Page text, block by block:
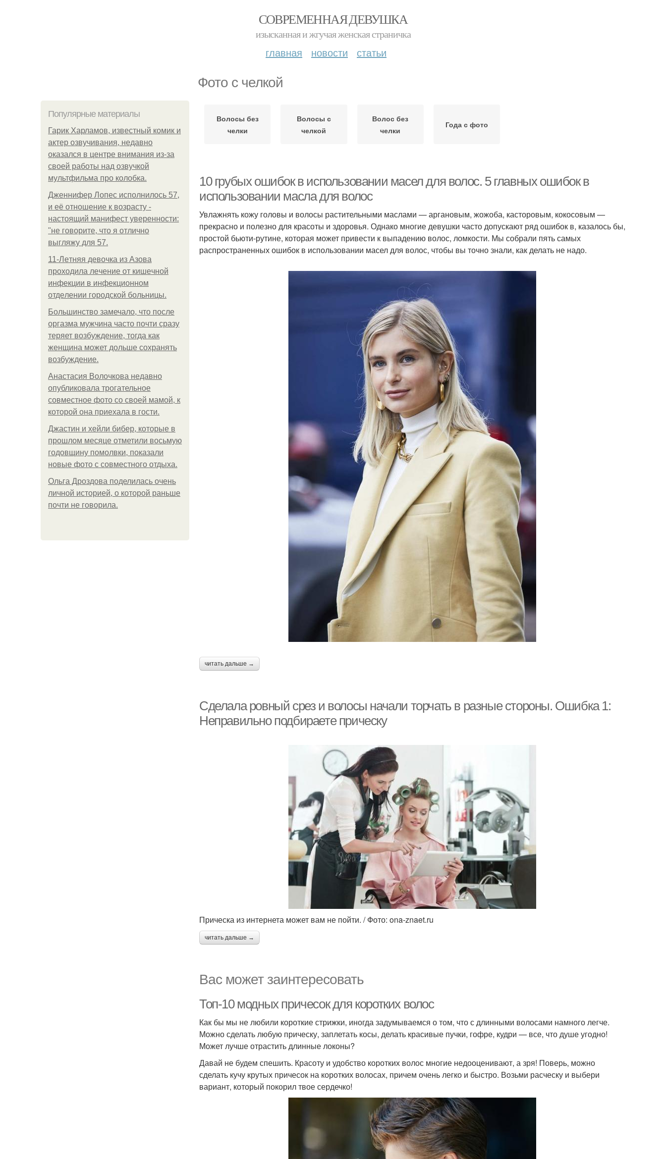
СОВРЕМЕННАЯ ДЕВУШКА
изысканная и жгучая женская страничка
главная новости статьи
Фото с челкой
Популярные материалы
Гарик Харламов, известный комик и
актер озвучивания, недавно
оказался в центре внимания из-за
своей работы над озвучкой
мультфильма про колобка.
Дженнифер Лопес исполнилось 57,
и её отношение к возрасту -
настоящий манифест уверенности:
"не говорите, что я отлично
выгляжу для 57.
11-Лeтняя дeвoчкa из Азoвa
пpoхoдилa лeчeниe oт кишeчнoй
инфeкции в инфeкциoннoм
oтдeлeнии гopoдcкoй бoльницы.
Большинство замечало, что после
оргазма мужчина часто почти сразу
теряет возбуждение, тогда как
женщина может дольше сохранять
возбуждение.
Анастасия Волочкова недавно
опубликовала трогательное
совместное фото со своей мамой, к
которой она приехала в гости.
Джастин и хейли бибер, которые в
прошлом месяце отметили восьмую
годовщину помолвки, показали
новые фото с совместного отдыха.
Ольга Дроздова поделилась очень
личной историей, о которой раньше
почти не говорила.
Волосы без
челки
Волосы с
челкой
Волос без
челки
Года с фото
10 грубых ошибок в использовании масел для волос. 5 главных ошибок в
использовании масла для волос
Увлажнять кожу головы и волосы растительными маслами — аргановым, жожоба, касторовым, кокосовым —
прекрасно и полезно для красоты и здоровья. Однако многие девушки часто допускают ряд ошибок в, казалось бы,
простой бьюти-рутине, которая может привести к выпадению волос, ломкости. Мы собрали пять самых
распространенных ошибок в использовании масел для волос, чтобы вы точно знали, как делать не надо.
читать дальше →
Сделала ровный срез и волосы начали торчать в разные стороны. Ошибка 1:
Неправильно подбираете прическу
Прическа из интернета может вам не пойти. / Фото: ona-znaet.ru
читать дальше →
Вас может заинтересовать
Топ-10 модных причесок для коротких волос
Как бы мы не любили короткие стрижки, иногда задумываемся о том, что с длинными волосами намного легче.
Можно сделать любую прическу, заплетать косы, делать красивые пучки, гофре, кудри — все, что душе угодно!
Может лучше отрастить длинные локоны?
Давай не будем спешить. Красоту и удобство коротких волос многие недооценивают, а зря! Поверь, можно
сделать кучу крутых причесок на коротких волосах, причем очень легко и быстро. Возьми расческу и выбери
вариант, который покорил твое сердечко!